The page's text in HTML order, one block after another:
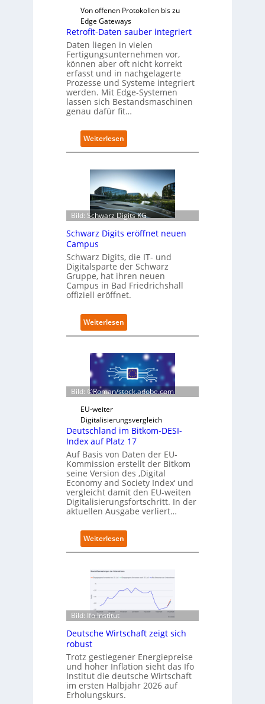
Von offenen Protokollen bis zu
Edge Gateways
Retrofit-Daten sauber integriert
Daten liegen in vielen
Fertigungsunternehmen vor,
können aber oft nicht korrekt
erfasst und in nachgelagerte
Prozesse und Systeme integriert
werden. Mit Edge-Systemen
lassen sich Bestandsmaschinen
genau dafür fit…
Weiterlesen:
R
t
r
o
f
i
t
-
a
t
e
n
s
u
b
r
i
n
t
e
i
e
r
t
Bild: Schwarz Digits KG
Schwarz Digits eröffnet neuen
Campus
Schwarz Digits, die IT- und
Digitalsparte der Schwarz
Gruppe, hat ihren neuen
Campus in Bad Friedrichshall
offiziell eröffnet.
Weiterlesen:
S
h
a
r
z
i
g
i
t
s
e
r
ö
f
f
e
t
n
u
e
C
a
m
s
Bild: ©Roman/stock.adobe.com
EU-weiter
Digitalisierungsvergleich
Deutschland im Bitkom-DESI-
Index auf Platz 17
Auf Basis von Daten der EU-
Kommission erstellt der Bitkom
seine Version des ‚Digital
Economy and Society Index‘ und
vergleicht damit den EU-weiten
Digitalisierungsfortschritt. In der
aktuellen Ausgabe verliert…
Weiterlesen:
D
u
t
s
h
l
a
d
i
m
B
i
Bild: Ifo Institut
Deutsche Wirtschaft zeigt sich
robust
Trotz gestiegener Energiepreise
und hoher Inflation sieht das Ifo
Institut die deutsche Wirtschaft
im ersten Halbjahr 2026 auf
Erholungskurs.